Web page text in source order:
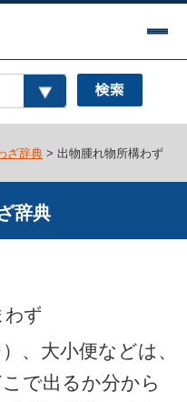
ざ辞典> 出物腫れ物所構わず
辞典
わず
、大小便などは、
で出るか分から